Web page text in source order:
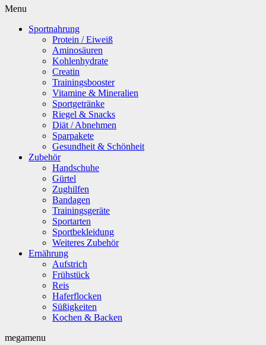
Menu
Sportnahrung
Protein / Eiweiß
Aminosäuren
Kohlenhydrate
Creatin
Trainingsbooster
Vitamine & Mineralien
Sportgetränke
Riegel & Snacks
Diät / Abnehmen
Sparpakete
Gesundheit & Schönheit
Zubehör
Handschuhe
Gürtel
Zughilfen
Bandagen
Trainingsgeräte
Sportarten
Sportbekleidung
Weiteres Zubehör
Ernährung
Aufstrich
Frühstück
Reis
Haferflocken
Süßigkeiten
Kochen & Backen
megamenu